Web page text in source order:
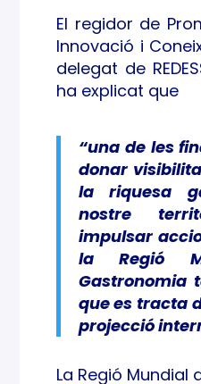
El regidor de
Innovació i
delegat de
ha explicat que
“una de les
donar
la riquesa
nostre
impulsar
la Regió
Gastronomia
que es tracta
projecció
La Regió